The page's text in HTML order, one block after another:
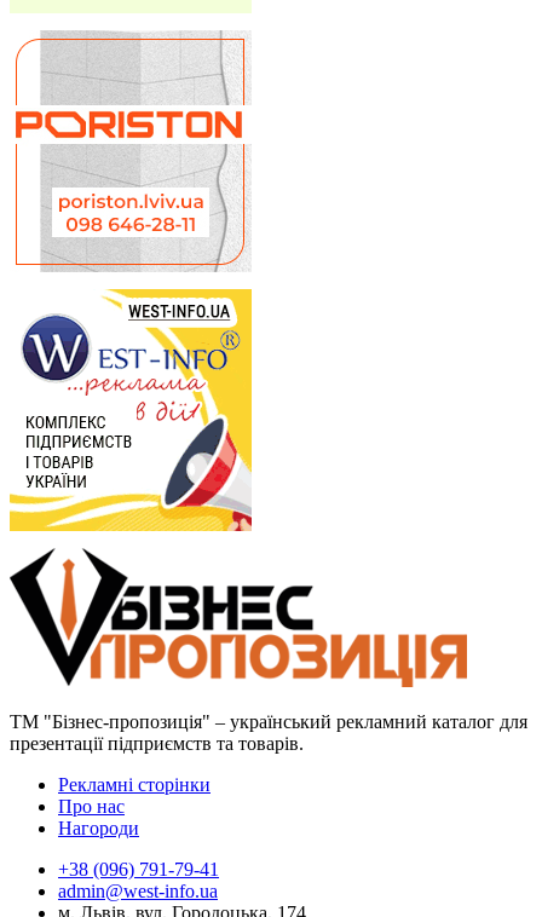
ТМ "Бізнес-пропозиція" – український рекламний каталог для
презентації підприємств та товарів.
Рекламні сторінки
Про нас
Нагороди
+38 (096) 791-79-41
admin@west-info.ua
м. Львів, вул. Городоцька, 174